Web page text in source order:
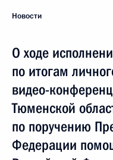
Новости
О ходе
по итогам
видео-
Тюменской
по поручению
Федерации